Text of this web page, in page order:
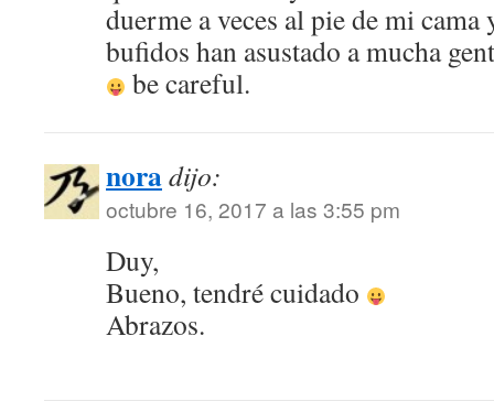
duerme a veces al pie de mi cama
bufidos han asustado a mucha
be careful.
noradijo:
octubre 16, 2017 a las 3:55 pm
Duy,
Bueno, tendré cuidado
Abrazos.